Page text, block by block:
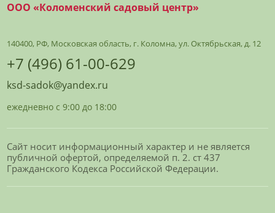
ООО «Коломенский садовый центр»
140400, РФ, Московская область, г. Коломна, ул. Октябрьская, д. 12
+7 (496) 61-00-629
ksd-sadok@yandex.ru
ежедневно с 9:00 до 18:00
Сайт носит информационный характер и не является
публичной офертой, определяемой п. 2. ст 437
Гражданского Кодекса Российской Федерации.